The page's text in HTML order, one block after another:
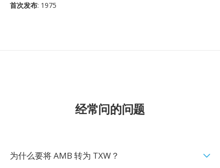
首次发布: 1975
经常问的问题
为什么要将 AMB 转为 TXW？